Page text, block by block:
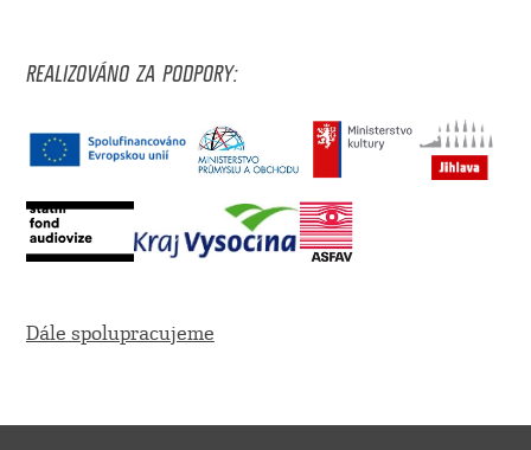
REALIZOVÁNO ZA PODPORY:
Dále spolupracujeme